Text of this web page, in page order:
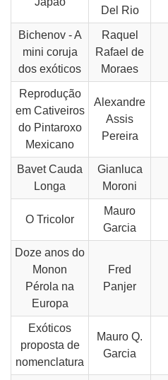
Del Rio
Bichenov - A
mini coruja
dos exóticos
Raquel
Rafael de
Moraes
Reprodução
em Cativeiros
do Pintaroxo
Mexicano
Alexandre
Assis
Pereira
Bavet Cauda
Longa
Gianluca
Moroni
O Tricolor
Mauro
Garcia
Doze anos do
Monon
Pérola na
Europa
Fred
Panjer
Exóticos
proposta de
nomenclatura
Mauro Q.
Garcia